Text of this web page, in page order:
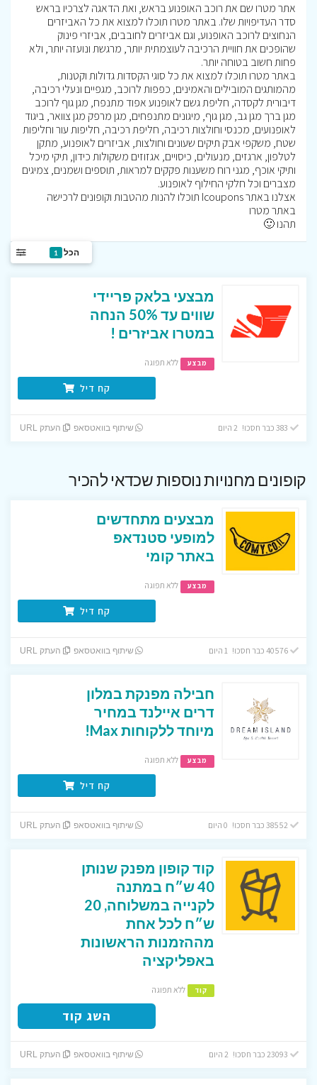
אתר מטרו שם את רוכב האופנוע בראש, ואת הדאגה לצרכיו בראש
סדר העדיפויות שלו. באתר מטרו תוכלו למצוא את כל האביזרים
הנחוצים לרוכב האופנוע, וגם אביזרים לחובבים, אביזרי פינוק
שהופכים את חוויית הרכיבה לעוצמתית יותר, מרגשת ונועזה יותר, ולא
פחות חשוב בטוחה יותר.
באתר מטרו תוכלו למצוא את כל סוגי הקסדות גדולות וקטנות,
מהמותגים המובילים והאמינים, כפפות לרוכב, מגפיים ונעלי רכיבה,
דיבורית לקסדה, חליפת גשם לאופנוע אפוד מתנפח, מגן גוף לרוכב
מגן ברך מגן גב, מגן גוף, מיגונים מתנפחים, מגן מרפק מגן צוואר, ביגוד
לאופנועים, מכנסי וחולצות רכיבה, חליפת רכיבה, חליפות עור וחליפות
שטח, משקפי אבק תיקים שעונים וחולצות, אביזרים לאופנוע, מתקן
לטלפון, ארגזים, מנעולים, כיסויים, אגזוזים משקולות כידון, תיקי מיכל
ותיקי אוכף, מגני רוח משענות פקקים למראות, תוספים ושמנים, צמיגים
מצברים וכל חלקי החילוף לאופנוע.
אצלנו באתר Icoupons תוכלו להנות מהטבות וקופונים לרכישה
באתר מטרו
תהנו 🙂
הכל 1
מבצעי בלאק פריידי
שווים עד 50% הנחה
במטרו אביזרים !
מבצע ללא תפוגה
קח דיל
שיתוף בוואטסאפ העתק URL
קופונים מחנויות נוספות שכדאי להכיר
מבצעים מתחדשים
למופעי סטנדאפ
באתר קומי
מבצע ללא תפוגה
קח דיל
40576 כבר חסכו! 1 היום שיתוף בוואטסאפ העתק URL
חבילה מפנקת במלון
דרים איילנד במחיר
מיוחד ללקוחות Max!
מבצע ללא תפוגה
קח דיל
שיתוף בוואטסאפ העתק URL
קוד קופון מפנק שנותן
40 ש״ח במתנה
לקנייה במשלוחה, 20
ש״ח לכל אחת
מההזמנות הראשונות
באפליקציה
קוד ללא תפוגה
השג קוד
שיתוף בוואטסאפ העתק URL